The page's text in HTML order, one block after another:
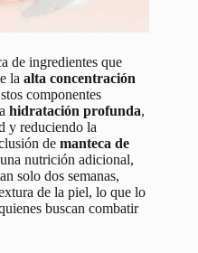
de ingredientes que
la alta concentración
componentes
hidratación profunda,
y reduciendo la
de manteca de
nutrición adicional,
solo dos semanas,
de la piel, lo que lo
buscan combatir